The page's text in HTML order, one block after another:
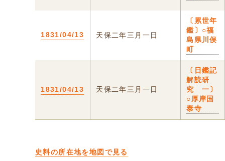
1831/04/13 天保二年三月一日
〔累世年
鑑〕○福
島県川俣
町
1831/04/13 天保二年三月一日
〔日鑑記
解読研
究 一〕
○厚岸国
泰寺
史料の所在地を地図で見る